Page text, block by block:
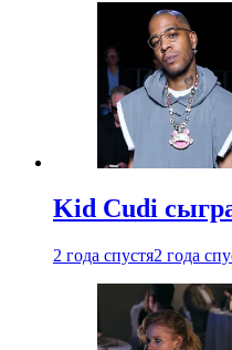
Kid Cudi
2 года спустя2 года